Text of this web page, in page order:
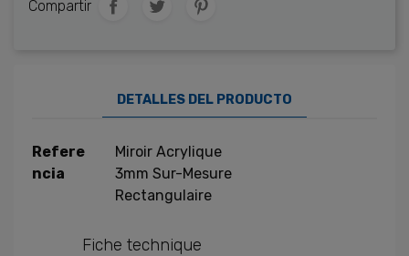
Compartir
DETALLES DEL PRODUCTO
Refere
ncia
Miroir Acrylique
3mm Sur-Mesure
Rectangulaire
Fiche technique